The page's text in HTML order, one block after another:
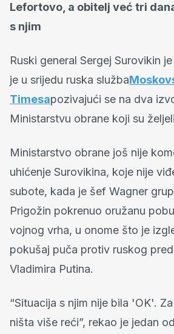
Lefortovo, a obitelj već tri
s njim
Ruski general Sergej Surovikin
je u srijedu ruska služba
Timesapozivajući se na dva
Ministarstvu obrane koji su
Ministarstvo obrane još nije
uhićenje Surovikina, koje nije
subote, kada je šef Wagner
Prigožin pokrenuo oružanu
vojnog vrha, u onome što je
pokušaj puča protiv ruskog
Vladimira Putina.
“Situacija s njim nije bila 'OK'.
ništa više reći”, rekao je jedan